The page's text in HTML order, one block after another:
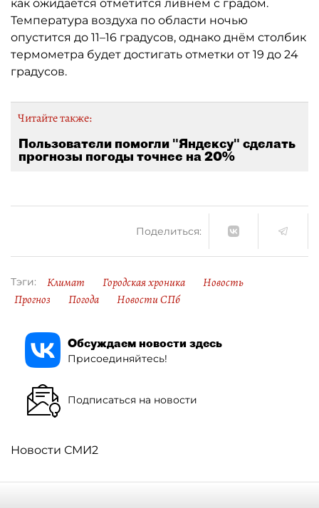
как ожидается отметится ливнем с градом.
Температура воздуха по области ночью
опустится до 11–16 градусов, однако днём столбик
термометра будет достигать отметки от 19 до 24
градусов.
Читайте также:
Пользователи помогли "Яндексу" сделать
прогнозы погоды точнее на 20%
Поделиться:
Тэги: Климат Городская хроника
Новость
Прогноз
Погода Новости СПб
Обсуждаем новости здесь
Присоединяйтесь!
Подписаться на новости
Новости СМИ2